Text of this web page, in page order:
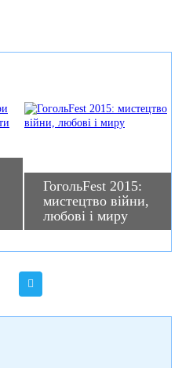
ГогольFest 2015:
мистецтво війни,
любові і миру